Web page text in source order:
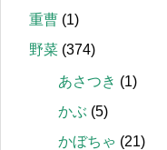
重曹 (1)
野菜 (374)
あさつき (1)
かぶ (5)
かぼちゃ (21)